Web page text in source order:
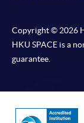
Copyright © 2026
HKU SPACE is a
guarantee.